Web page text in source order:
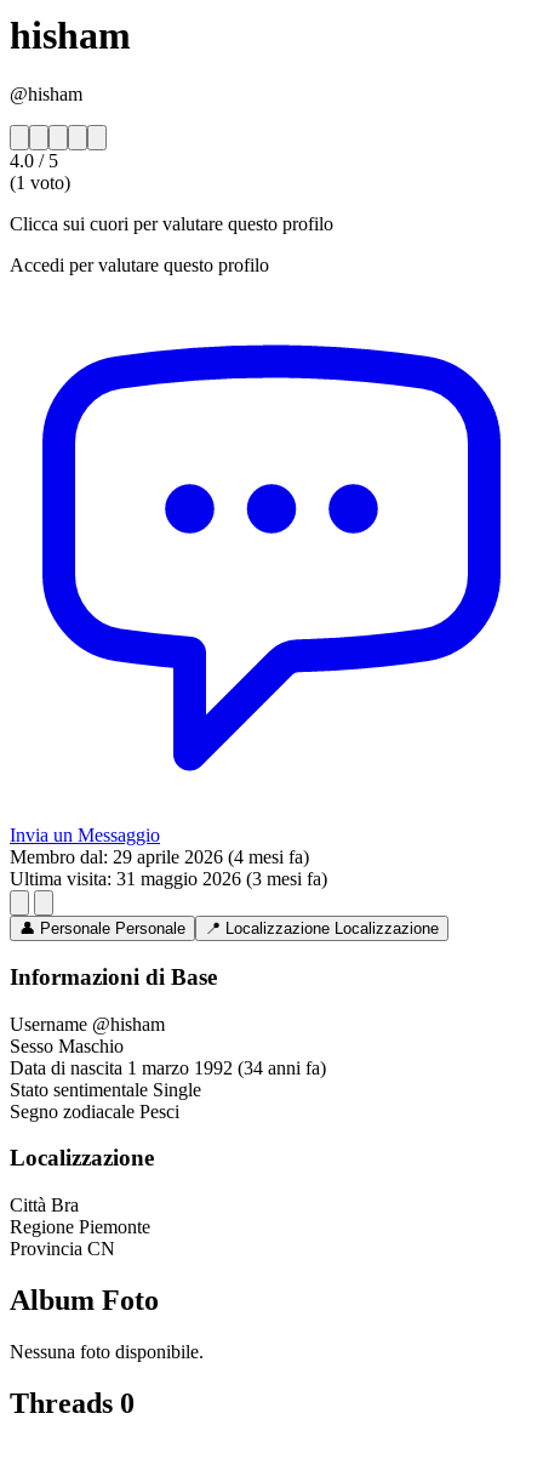
hisham
@hisham
4.0 / 5
(1 voto)
Clicca sui cuori per valutare questo profilo
Accedi per valutare questo profilo
Invia un Messaggio
Membro dal: 29 aprile 2026 (4 mesi fa)
Ultima visita: 31 maggio 2026 (3 mesi fa)
👤 Personale Personale 📍 Localizzazione Localizzazione
Informazioni di Base
Username @hisham
Sesso Maschio
Data di nascita 1 marzo 1992 (34 anni fa)
Stato sentimentale Single
Segno zodiacale Pesci
Localizzazione
Città Bra
Regione Piemonte
Provincia CN
Album Foto
Nessuna foto disponibile.
Threads 0